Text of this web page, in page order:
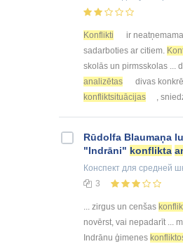
Konflikti
ir
sadarboties ar citiem.
skolās un pirmsskolas ...
analizētas
divas
konfliktsituācijas
,
Rūdolfa Blaumaņa
"Indrāni" konflikta
Конспект для средней
3
... zirgus un cenšas
novērst, vai nepadarīt ...
Indrānu ģimenes